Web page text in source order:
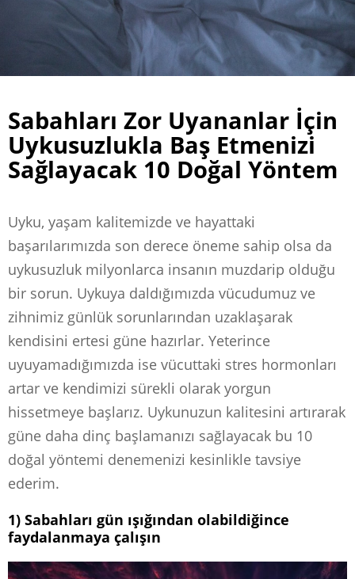
Sabahları Zor Uyananlar İçin
Uykusuzlukla Baş Etmenizi
Sağlayacak 10 Doğal Yöntem
Uyku, yaşam kalitemizde ve hayattaki
başarılarımızda son derece öneme sahip olsa da
uykusuzluk milyonlarca insanın muzdarip olduğu
bir sorun. Uykuya daldığımızda vücudumuz ve
zihnimiz günlük sorunlarından uzaklaşarak
kendisini ertesi güne hazırlar. Yeterince
uyuyamadığımızda ise vücuttaki stres hormonları
artar ve kendimizi sürekli olarak yorgun
hissetmeye başlarız. Uykunuzun kalitesini artırarak
güne daha dinç başlamanızı sağlayacak bu 10
doğal yöntemi denemenizi kesinlikle tavsiye
ederim.
1) Sabahları gün ışığından olabildiğince
faydalanmaya çalışın